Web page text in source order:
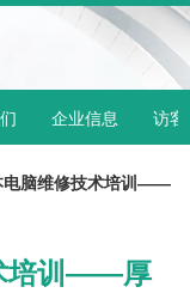
企业信息 访客
电脑维修技术培训——
培训——厚